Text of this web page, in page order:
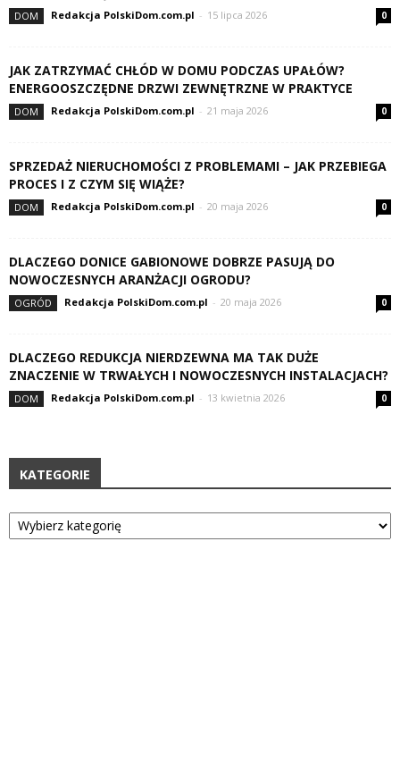
DOM Redakcja PolskiDom.com.pl - 15 lipca 2026 0
JAK ZATRZYMAĆ CHŁÓD W DOMU PODCZAS UPAŁÓW?
ENERGOOSZCZĘDNE DRZWI ZEWNĘTRZNE W PRAKTYCE
DOM Redakcja PolskiDom.com.pl - 21 maja 2026 0
SPRZEDAŻ NIERUCHOMOŚCI Z PROBLEMAMI – JAK PRZEBIEGA
PROCES I Z CZYM SIĘ WIĄŻE?
DOM Redakcja PolskiDom.com.pl - 20 maja 2026 0
DLACZEGO DONICE GABIONOWE DOBRZE PASUJĄ DO
NOWOCZESNYCH ARANŻACJI OGRODU?
OGRÓD Redakcja PolskiDom.com.pl - 20 maja 2026 0
DLACZEGO REDUKCJA NIERDZEWNA MA TAK DUŻE
ZNACZENIE W TRWAŁYCH I NOWOCZESNYCH INSTALACJACH?
DOM Redakcja PolskiDom.com.pl - 13 kwietnia 2026 0
KATEGORIE
Kategorie